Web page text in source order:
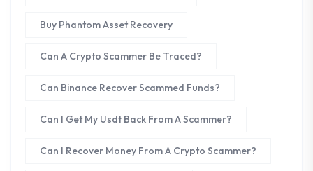
Buy Phantom Asset Recovery
Can A Crypto Scammer Be Traced?
Can Binance Recover Scammed Funds?
Can I Get My Usdt Back From A Scammer?
Can I Recover Money From A Crypto Scammer?